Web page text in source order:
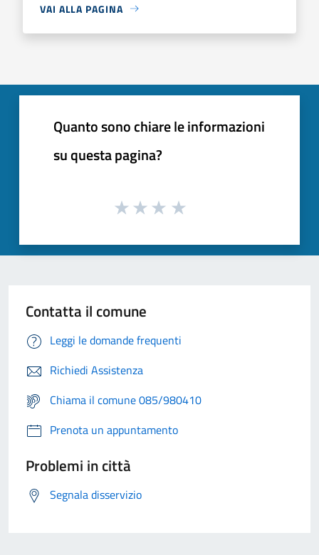
VAI ALLA PAGINA
Quanto sono chiare le informazioni
su questa pagina?
Contatta il comune
Leggi le domande frequenti
Richiedi Assistenza
Chiama il comune 085/980410
Prenota un appuntamento
Problemi in città
Segnala disservizio